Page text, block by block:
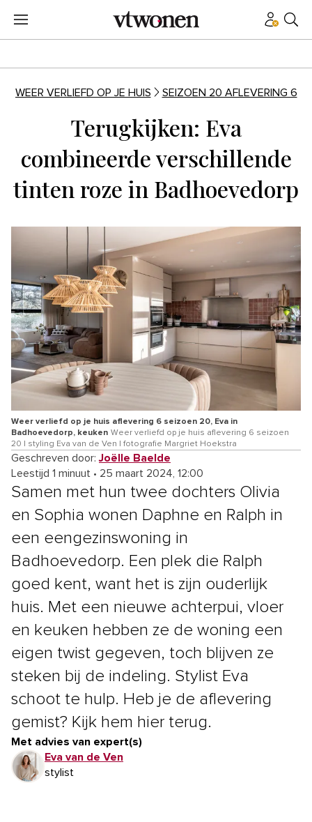
WEER VERLIEFD OP JE HUIS SEIZOEN 20 AFLEVERING 6
Terugkijken: Eva
combineerde verschillende
tinten roze in Badhoevedorp
Weer verliefd op je huis aflevering 6 seizoen 20, Eva in
Badhoevedorp, keuken Weer verliefd op je huis aflevering 6 seizoen
20 | styling Eva van de Ven | fotografie Margriet Hoekstra
Geschreven door:Joëlle Baelde
Leestijd 1 minuut • 25 maart 2024, 12:00
Samen met hun twee dochters Olivia
en Sophia wonen Daphne en Ralph in
een eengezinswoning in
Badhoevedorp. Een plek die Ralph
goed kent, want het is zijn ouderlijk
huis. Met een nieuwe achterpui, vloer
en keuken hebben ze de woning een
eigen twist gegeven, toch blijven ze
steken bij de indeling. Stylist Eva
schoot te hulp. Heb je de aflevering
gemist? Kijk hem hier terug.
Met advies van expert(s)
Eva van de Ven
stylist